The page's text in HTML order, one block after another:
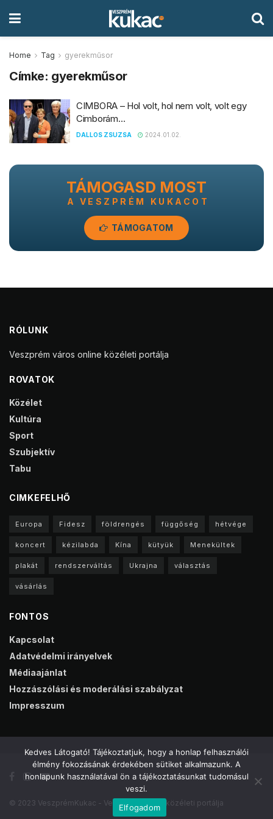
Home Tag gyerekműsor
Címke: gyerekműsor
CIMBORA – Hol volt, hol nem volt, volt egy
Cimborám…
DALLOS ZSUZSA 2024.01.02.
TÁMOGASD MOST
A VESZPRÉM KUKACOT
TÁMOGATOM
RÓLUNK
Veszprém város online közéleti portálja
ROVATOK
Közélet
Kultúra
Sport
Szubjektív
Tabu
CIMKEFELHŐ
Europa Fidesz földrengés függőség hétvége
koncert kézilabda Kína kütyük Menekültek
plakát rendszerváltás Ukrajna választás
vásárlás
FONTOS
Kapcsolat
Adatvédelmi irányelvek
Médiaajánlat
Hozzászólási és moderálási szabályzat
Impresszum
© 2023 VeszprémKukac - Veszprém online közéleti portálja
Kedves Látogató! Tájékoztatjuk, hogy a honlap felhasználói
élmény fokozásának érdekében sütiket alkalmazunk. A
honlapunk használatával ön a tájékoztatásunkat tudomásul
veszi.
Elfogadom